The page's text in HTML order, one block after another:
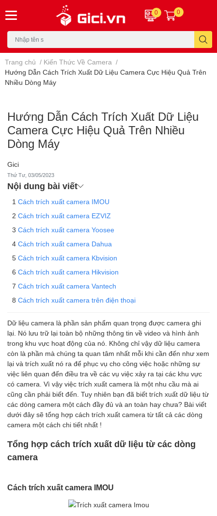
0 0
Trang chủ / Kiến Thức Về Camera /
Hướng Dẫn Cách Trích Xuất Dữ Liệu Camera Cực Hiệu Quả Trên
Nhiều Dòng Máy
Hướng Dẫn Cách Trích Xuất Dữ Liệu
Camera Cực Hiệu Quả Trên Nhiều
Dòng Máy
Gici
Thứ Tư, 03/05/2023
Nội dung bài viết
Cách trích xuất camera IMOU
Cách trích xuất camera EZVIZ
Cách trích xuất camera Yoosee
Cách trích xuất camera Dahua
Cách trích xuất camera Kbvision
Cách trích xuất camera Hikvision
Cách trích xuất camera Vantech
Cách trích xuất camera trên điện thoại
Dữ liệu camera là phần sản phẩm quan trọng được camera ghi
lại. Nó lưu trữ lại toàn bộ những thông tin về video và hình ảnh
trong khu vực hoạt động của nó. Không chỉ vậy dữ liệu camera
còn là phần mà chúng ta quan tâm nhất mỗi khi cần đến như xem
lại và trích xuất nó ra để phục vụ cho công việc hoặc những sự
việc liên quan đến điều tra về các vụ việc xảy ra tại các khu vực
có camera. Vì vậy việc trích xuất camera là một nhu cầu mà ai
cũng cần phải biết đến. Tuy nhiên bạn đã biết trích xuất dữ liệu từ
các dòng camera một cách đầy đủ và an toàn hay chưa? Bài viết
dưới đây sẽ tổng hợp cách trích xuất camera từ tất cả các dòng
camera một cách chi tiết nhất !
Tổng hợp cách trích xuất dữ liệu từ các dòng
camera
Cách trích xuất camera IMOU